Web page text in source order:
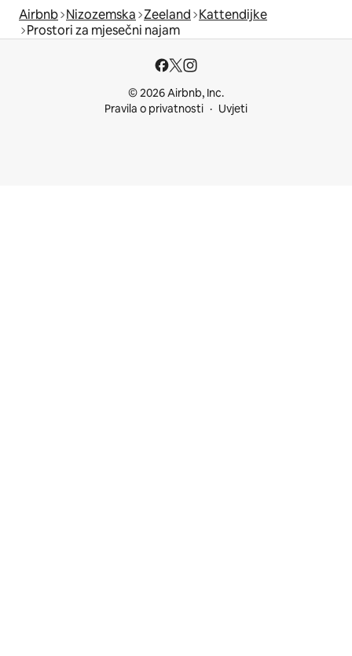
Airbnb Nizozemska Zeeland Kattendijke
Prostori za mjesečni najam
© 2026 Airbnb, Inc.
Pravila o privatnosti
Uvjeti